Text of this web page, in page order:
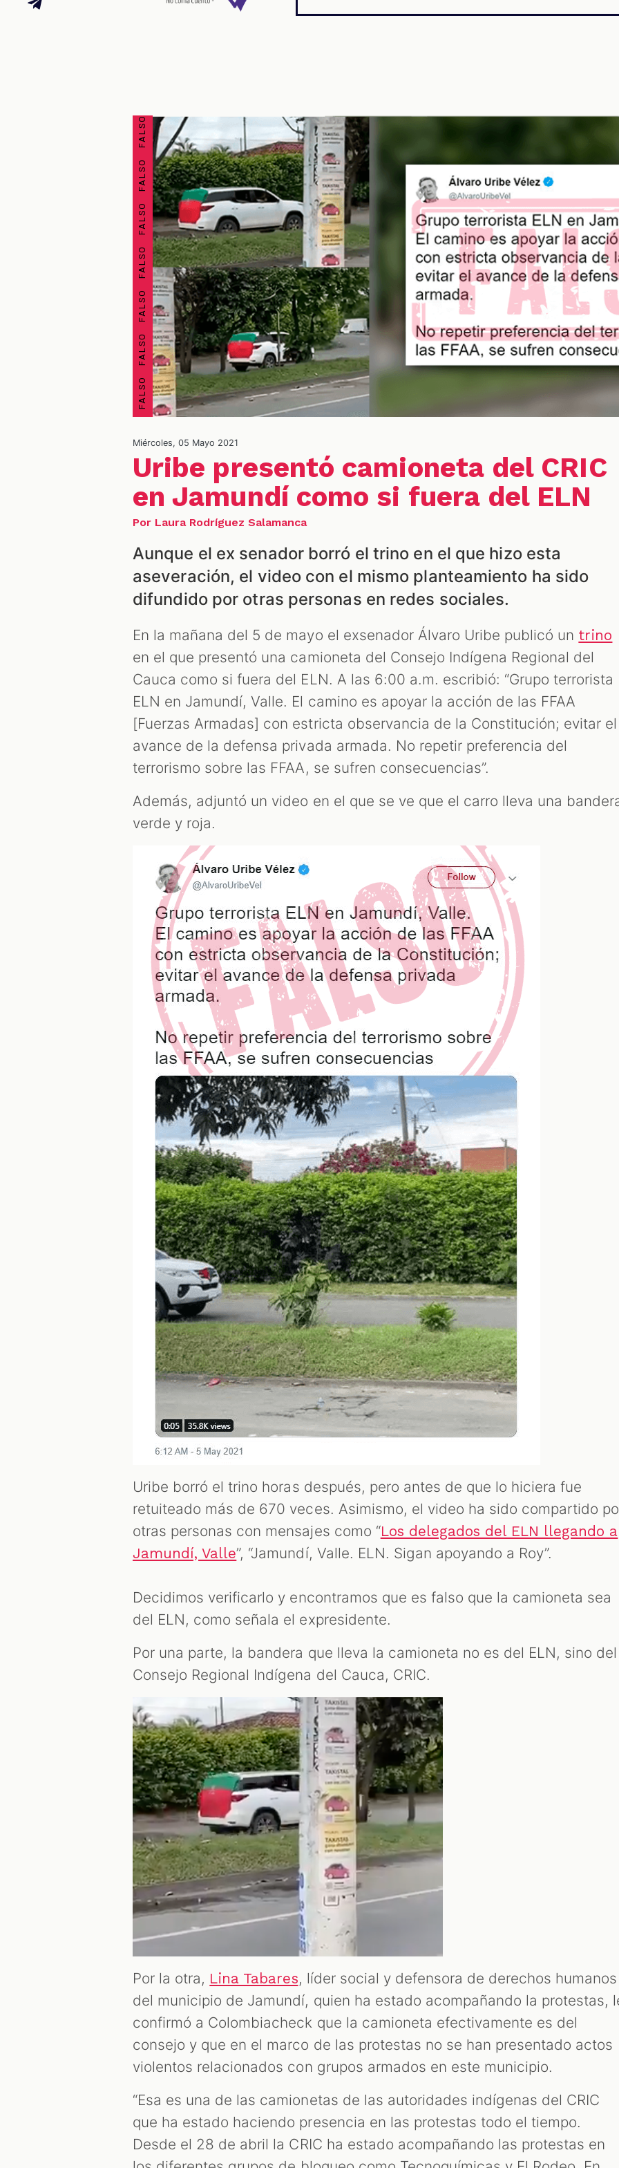
FALSO FALSO FALSO FALSO FALSO FALSO FALSO FALSO
Miércoles, 05 Mayo 2021
Uribe presentó camioneta del CRIC
en Jamundí como si fuera del ELN
Por Laura Rodríguez Salamanca
Aunque el ex senador borró el trino en el que hizo esta
aseveración, el video con el mismo planteamiento ha sido
difundido por otras personas en redes sociales.
En la mañana del 5 de mayo el exsenador Álvaro Uribe publicó un trino
en el que presentó una camioneta del Consejo Indígena Regional del
Cauca como si fuera del ELN. A las 6:00 a.m. escribió: “Grupo terrorista
ELN en Jamundí, Valle. El camino es apoyar la acción de las FFAA
[Fuerzas Armadas] con estricta observancia de la Constitución; evitar el
avance de la defensa privada armada. No repetir preferencia del
terrorismo sobre las FFAA, se sufren consecuencias”.
Además, adjuntó un video en el que se ve que el carro lleva una
verde y roja.
Uribe borró el trino horas después, pero antes de que lo hiciera fue
retuiteado más de 670 veces. Asimismo, el video ha sido compartido
otras personas con mensajes como “Los delegados del ELN llegando a
Jamundí, Valle”, “Jamundí, Valle. ELN. Sigan apoyando a Roy”.
Decidimos verificarlo y encontramos que es falso que la camioneta sea
del ELN, como señala el expresidente.
Por una parte, la bandera que lleva la camioneta no es del ELN, sino del
Consejo Regional Indígena del Cauca, CRIC.
Por la otra, Lina Tabares, líder social y defensora de derechos humanos
del municipio de Jamundí, quien ha estado acompañando la protestas,
confirmó a Colombiacheck que la camioneta efectivamente es del
consejo y que en el marco de las protestas no se han presentado actos
violentos relacionados con grupos armados en este municipio.
“Esa es una de las camionetas de las autoridades indígenas del CRIC
que ha estado haciendo presencia en las protestas todo el tiempo.
Desde el 28 de abril la CRIC ha estado acompañando las protestas en